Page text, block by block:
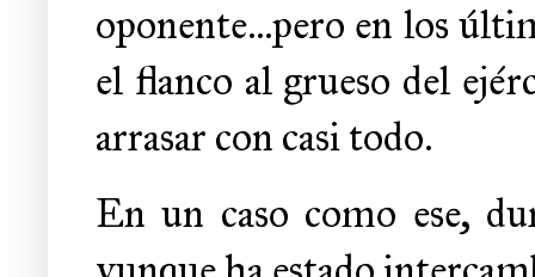
oponente...pero en los
el flanco al grueso del
arrasar con casi todo.
En un caso como ese,